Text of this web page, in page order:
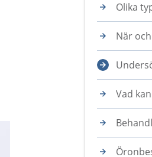
Olika
När
Vad